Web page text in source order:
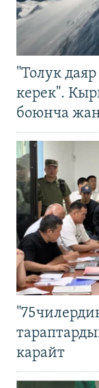
"Толук
керек".
боюнча
карайт